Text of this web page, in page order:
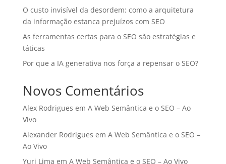
O custo invisível da desordem: como a arquitetura
da informação estanca prejuízos com SEO
As ferramentas certas para o SEO são estratégias e
táticas
Por que a IA generativa nos força a repensar o SEO?
Novos Comentários
Alex Rodrigues em A Web Semântica e o SEO – Ao
Vivo
Alexander Rodrigues em A Web Semântica e o SEO –
Ao Vivo
Yuri Lima em A Web Semântica e o SEO – Ao Vivo